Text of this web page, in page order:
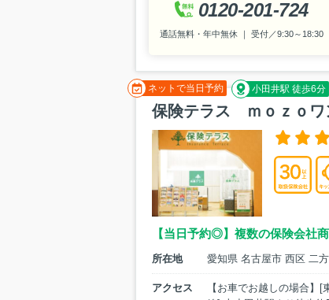
0120-201-724
通話無料・年中無休 ｜ 受付／9:30～18:30
ネットで当日予約 小田井駅 徒歩6分
保険テラス ｍｏｚｏワ
【当日予約◎】複数の保険会社
所在地 愛知県 名古屋市 西区 二
アクセス
【お車でお越しの場合